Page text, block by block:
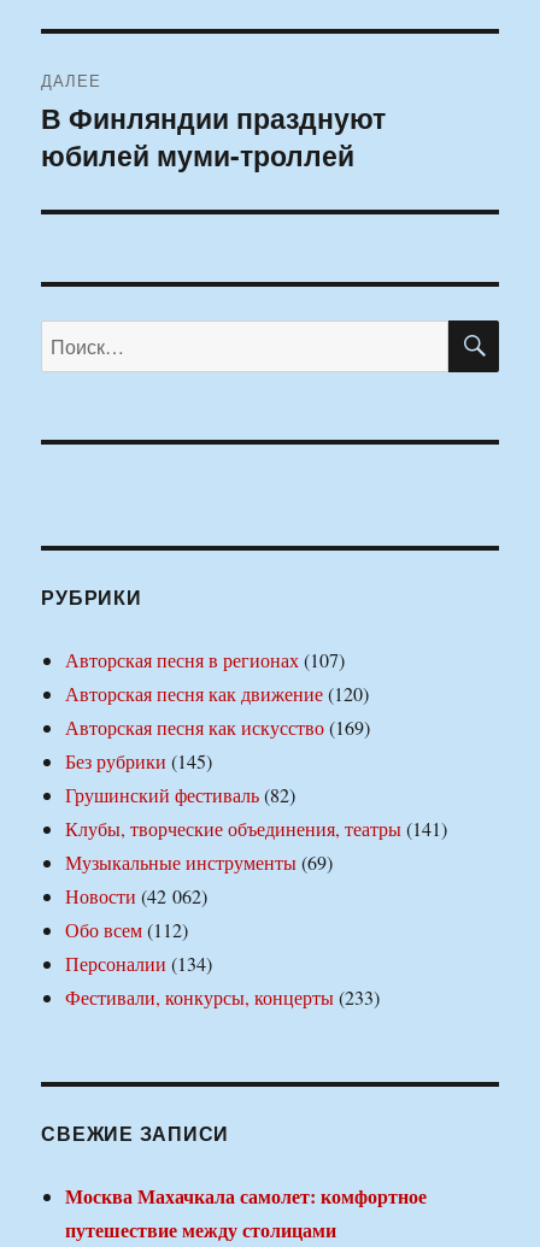
ДАЛЕЕ
Следующая
запись:
В Финляндии празднуют
юбилей муми-троллей
Искать:
РУБРИКИ
Авторская песня в регионах(107)
Авторская песня как движение(120)
Авторская песня как искусство(169)
Без рубрики (145)
Грушинский фестиваль(82)
Клубы, творческие объединения, театры(141)
Музыкальные инструменты(69)
Новости (42 062)
Обо всем(112)
Персоналии (134)
Фестивали, конкурсы, концерты(233)
СВЕЖИЕ ЗАПИСИ
Москва Махачкала самолет: комфортное
путешествие между столицами